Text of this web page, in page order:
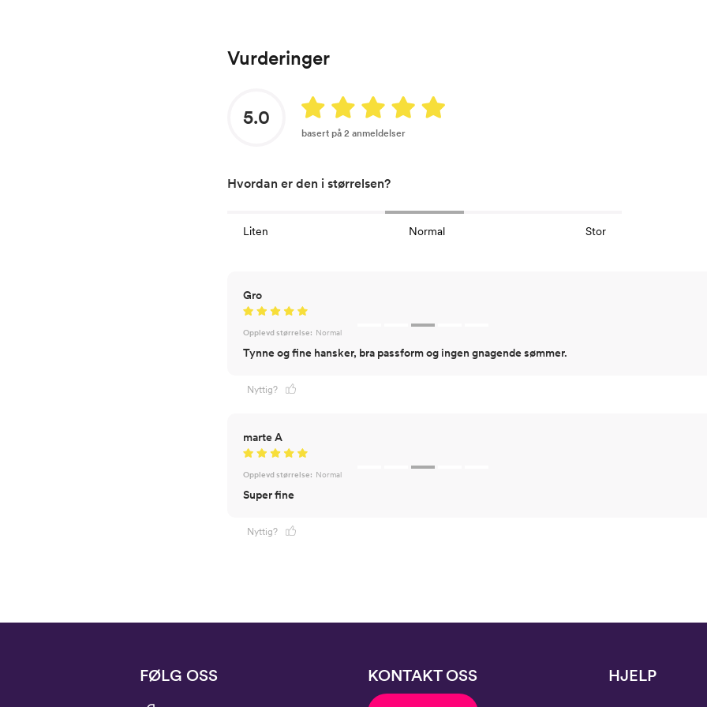
Vurderinger
5.0
basert på 2 anmeldelser
Hvordan er den i størrelsen?
Liten Normal Stor
Gro
Opplevd størrelse: Normal
Tynne og fine hansker, bra passform og ingen gnagende sømmer.
Nyttig?
marte A
Opplevd størrelse: Normal
Super fine
Nyttig?
FØLG OSS KONTAKT OSS HJELP